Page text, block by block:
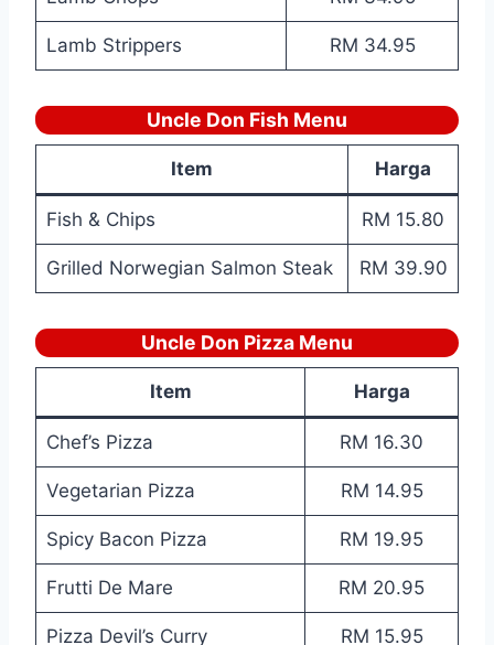
Lamb Strippers RM 34.95
Uncle Don Fish Menu
Item Harga
Fish & Chips RM 15.80
Grilled Norwegian Salmon Steak RM 39.90
Uncle Don Pizza Menu
Item Harga
Chef’s Pizza RM 16.30
Vegetarian Pizza RM 14.95
Spicy Bacon Pizza RM 19.95
Frutti De Mare RM 20.95
Pizza Devil’s Curry RM 15.95